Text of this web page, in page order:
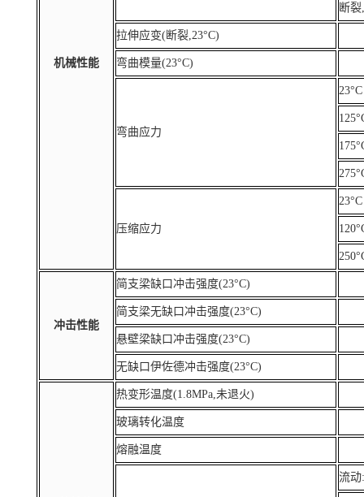
机械性能
断裂
拉伸应变(断裂,23°C)
弯曲模量(23°C)
弯曲应力
23°C
压缩应力
23°C
冲击性能
简支梁缺口冲击强度(23°C)
简支梁无缺口冲击强度(23°C)
悬壁梁缺口冲击强度(23°C)
无缺口伊佐德冲击强度(23°C)
热变形温度(1.8MPa,未退火)
玻璃转化温度
熔融温度
流动